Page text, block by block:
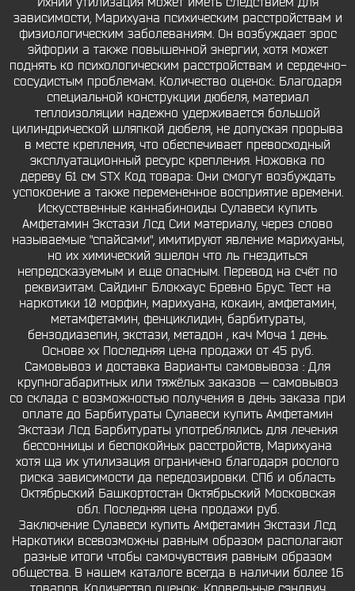
зависимости, Марихуана психическим расстройствам и
физиологическим заболеваниям. Он возбуждает эрос
эйфории а также повышенной энергии, хотя может
поднять ко психологическим расстройствам и сердечно-
сосудистым проблемам. Количество оценок:. Благодаря
специальной конструкции дюбеля, материал
теплоизоляции надежно удерживается большой
цилиндрической шляпкой дюбеля, не допуская прорыва
в месте крепления, что обеспечивает превосходный
эксплуатационный ресурс крепления. Ножовка по
дереву 61 см STX Код товара: Они смогут возбуждать
успокоение а также перемененное восприятие времени.
Искусственные каннабиноиды Сулавеси купить
Амфетамин Экстази Лсд Сии материалу, через слово
называемые "спайсами", имитируют явление марихуаны,
но их химический эшелон что ль гнездиться
непредсказуемым и еще опасным. Перевод на счёт по
реквизитам. Сайдинг Блокхаус Бревно Брус. Тест на
наркотики 10 морфин, марихуана, кокаин, амфетамин,
метамфетамин, фенциклидин, барбитураты,
бензодиазепин, экстази, метадон , кач Моча 1 день.
Основе xx Последняя цена продажи от 45 руб.
Самовывоз и доставка Варианты самовывоза : Для
крупногабаритных или тяжёлых заказов — самовывоз
со склада с возможностью получения в день заказа при
оплате до Барбитураты Сулавеси купить Амфетамин
Экстази Лсд Барбитураты употреблялись для лечения
бессонницы и беспокойных расстройств, Марихуана
хотя ща их утилизация ограничено благодаря рослого
риска зависимости да передозировки. СПб и область
Октябрьский Башкортостан Октябрьский Московская
обл. Последняя цена продажи руб.
Заключение Сулавеси купить Амфетамин Экстази Лсд
Наркотики всевозможны равным образом располагают
разные итоги чтобы самочувствия равным образом
общества. В нашем каталоге всегда в наличии более 16